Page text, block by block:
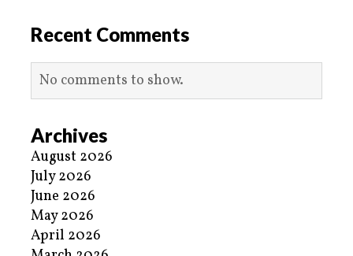
Recent Comments
No comments to show.
Archives
August 2026
July 2026
June 2026
May 2026
April 2026